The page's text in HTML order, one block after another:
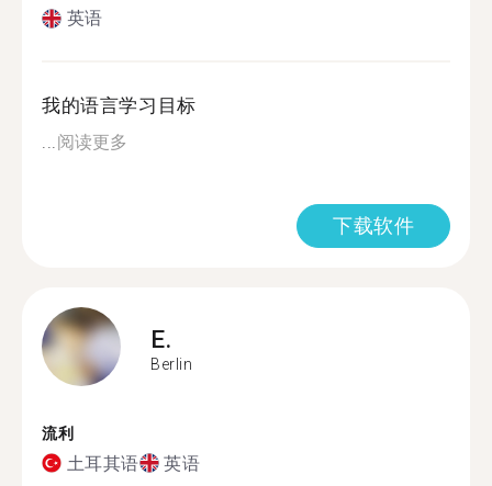
英语
我的语言学习目标
...阅读更多
下载软件
E.
Berlin
流利
土耳其语 英语